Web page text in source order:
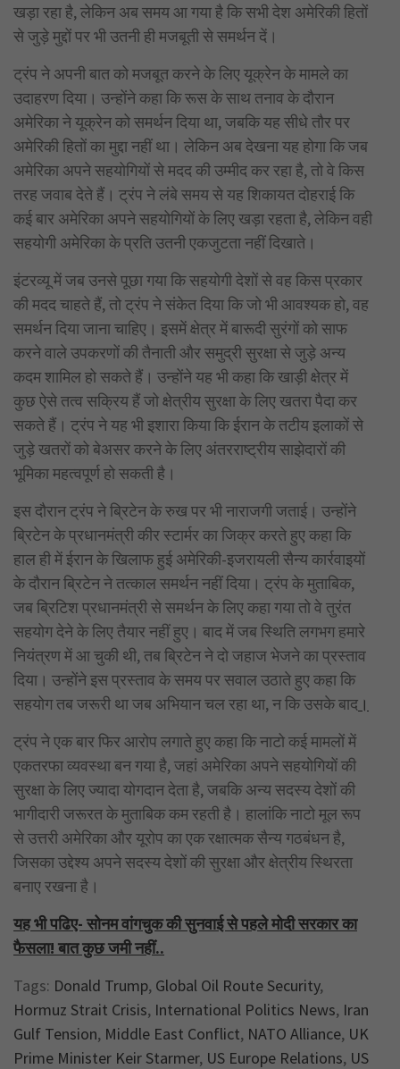
खड़ा रहा है, लेकिन अब समय आ गया है कि सभी देश अमेरिकी हितों
से जुड़े मुद्दों पर भी उतनी ही मजबूती से समर्थन दें।
ट्रंप ने अपनी बात को मजबूत करने के लिए यूक्रेन के मामले का
उदाहरण दिया। उन्होंने कहा कि रूस के साथ तनाव के दौरान
अमेरिका ने यूक्रेन को समर्थन दिया था, जबकि यह सीधे तौर पर
अमेरिकी हितों का मुद्दा नहीं था। लेकिन अब देखना यह होगा कि जब
अमेरिका अपने सहयोगियों से मदद की उम्मीद कर रहा है, तो वे किस
तरह जवाब देते हैं। ट्रंप ने लंबे समय से यह शिकायत दोहराई कि
कई बार अमेरिका अपने सहयोगियों के लिए खड़ा रहता है, लेकिन वही
सहयोगी अमेरिका के प्रति उतनी एकजुटता नहीं दिखाते।
इंटरव्यू में जब उनसे पूछा गया कि सहयोगी देशों से वह किस प्रकार
की मदद चाहते हैं, तो ट्रंप ने संकेत दिया कि जो भी आवश्यक हो, वह
समर्थन दिया जाना चाहिए। इसमें क्षेत्र में बारूदी सुरंगों को साफ
करने वाले उपकरणों की तैनाती और समुद्री सुरक्षा से जुड़े अन्य
कदम शामिल हो सकते हैं। उन्होंने यह भी कहा कि खाड़ी क्षेत्र में
कुछ ऐसे तत्व सक्रिय हैं जो क्षेत्रीय सुरक्षा के लिए खतरा पैदा कर
सकते हैं। ट्रंप ने यह भी इशारा किया कि ईरान के तटीय इलाकों से
जुड़े खतरों को बेअसर करने के लिए अंतरराष्ट्रीय साझेदारों की
भूमिका महत्वपूर्ण हो सकती है।
इस दौरान ट्रंप ने ब्रिटेन के रुख पर भी नाराजगी जताई। उन्होंने
ब्रिटेन के प्रधानमंत्री कीर स्टार्मर का जिक्र करते हुए कहा कि
हाल ही में ईरान के खिलाफ हुई अमेरिकी-इजरायली सैन्य कार्रवाइयों
के दौरान ब्रिटेन ने तत्काल समर्थन नहीं दिया। ट्रंप के मुताबिक,
जब ब्रिटिश प्रधानमंत्री से समर्थन के लिए कहा गया तो वे तुरंत
सहयोग देने के लिए तैयार नहीं हुए। बाद में जब स्थिति लगभग हमारे
नियंत्रण में आ चुकी थी, तब ब्रिटेन ने दो जहाज भेजने का प्रस्ताव
दिया। उन्होंने इस प्रस्ताव के समय पर सवाल उठाते हुए कहा कि
सहयोग तब जरूरी था जब अभियान चल रहा था, न कि उसके बाद ।
ट्रंप ने एक बार फिर आरोप लगाते हुए कहा कि नाटो कई मामलों में
एकतरफा व्यवस्था बन गया है, जहां अमेरिका अपने सहयोगियों की
सुरक्षा के लिए ज्यादा योगदान देता है, जबकि अन्य सदस्य देशों की
भागीदारी जरूरत के मुताबिक कम रहती है। हालांकि नाटो मूल रूप
से उत्तरी अमेरिका और यूरोप का एक रक्षात्मक सैन्य गठबंधन है,
जिसका उद्देश्य अपने सदस्य देशों की सुरक्षा और क्षेत्रीय स्थिरता
बनाए रखना है।
यह भी पढिए- सोनम वांगचुक की सुनवाई से पहले मोदी सरकार का
फैसला! बात कुछ जमी नहीं..
Tags: Donald Trump, Global Oil Route Security,
Hormuz Strait Crisis, International Politics News, Iran
Gulf Tension, Middle East Conflict, NATO Alliance, UK
Prime Minister Keir Starmer, US Europe Relations, US